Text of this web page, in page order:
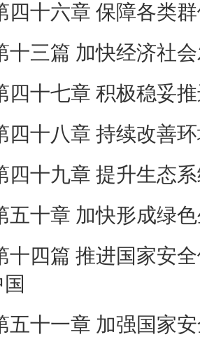
四十六章 保障各类
十三篇 加快经济社
四十七章 积极稳妥
四十八章 持续改善
四十九章 提升生态
五十章 加快形成绿
十四篇 推进国家安
五十一章 加强国家